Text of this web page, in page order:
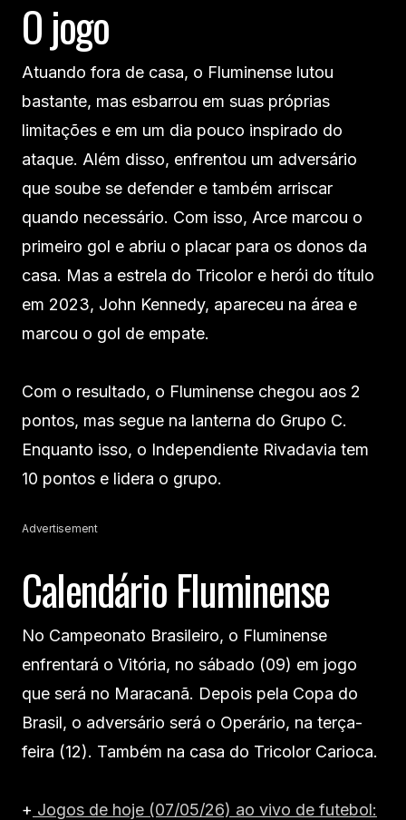
O jogo
Atuando fora de casa, o Fluminense lutou
bastante, mas esbarrou em suas próprias
limitações e em um dia pouco inspirado do
ataque. Além disso, enfrentou um adversário
que soube se defender e também arriscar
quando necessário. Com isso, Arce marcou o
primeiro gol e abriu o placar para os donos da
casa. Mas a estrela do Tricolor e herói do título
em 2023, John Kennedy, apareceu na área e
marcou o gol de empate.
Com o resultado, o Fluminense chegou aos 2
pontos, mas segue na lanterna do Grupo C.
Enquanto isso, o Independiente Rivadavia tem
10 pontos e lidera o grupo.
Advertisement
Calendário Fluminense
No Campeonato Brasileiro, o Fluminense
enfrentará o Vitória, no sábado (09) em jogo
que será no Maracanã. Depois pela Copa do
Brasil, o adversário será o Operário, na terça-
feira (12). Também na casa do Tricolor Carioca.
+ Jogos de hoje (07/05/26) ao vivo de futebol: